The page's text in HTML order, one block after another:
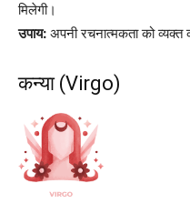
मिलेगी।
उपाय: अपनी रचनात्मकता को
कन्या (Virgo)